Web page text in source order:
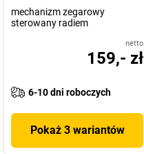
mechanizm zegarowy
sterowany radiem
netto
159,- zł
6-10 dni roboczych
Pokaż 3 wariantów